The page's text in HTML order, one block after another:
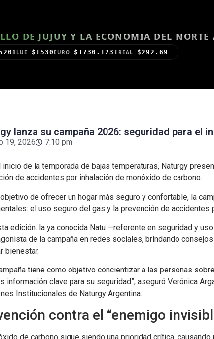
DE JUJUY Y LA ECONOMIA DEL NORTE
BLUE $1530 EURO $1730.1231REAL $292.69
lanza su campaña 2026: seguridad para el
19, 2026 7:10 pm
inicio de la temporada de bajas temperaturas, Naturgy
de accidentes por inhalación de monóxido de carbono.
de ofrecer un hogar más seguro y confortable, la
el uso seguro del gas y la prevención de accidentes
edición, la ya conocida Natu —referente en seguridad y
de la campaña en redes sociales, brindando
bienestar.
tiene como objetivo concientizar a las personas
información clave para su seguridad”, aseguró Verónica
Institucionales de Naturgy Argentina.
contra el “enemigo
de carbono sigue siendo una prioridad crítica,